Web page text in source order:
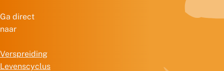
Ga direct
naar
Verspreiding
Levenscyclus